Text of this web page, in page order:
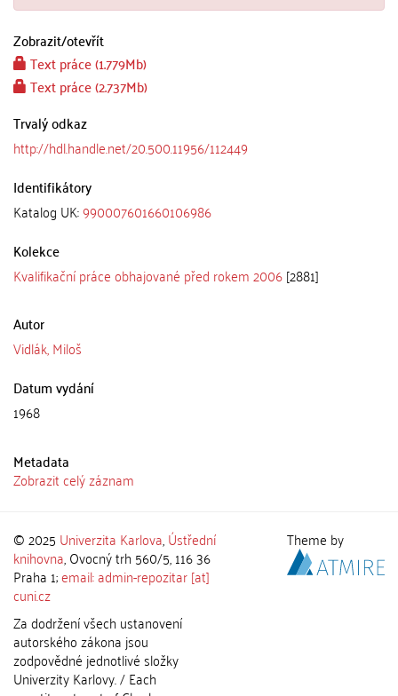
Zobrazit/otevřít
Text práce (1.779Mb)
Text práce (2.737Mb)
Trvalý odkaz
http://hdl.handle.net/20.500.11956/112449
Identifikátory
Katalog UK:990007601660106986
Kolekce
Kvalifikační práce obhajované před rokem 2006[2881]
Autor
Vidlák, Miloš
Datum vydání
1968
Metadata
Zobrazit celý záznam
© 2025 Univerzita Karlova,Ústřední
knihovna, Ovocný trh 560/5, 116 36
Praha 1;email: admin-repozitar [at]
cuni.cz
Za dodržení všech ustanovení
autorského zákona jsou
zodpovědné jednotlivé složky
Univerzity Karlovy. / Each
Theme by